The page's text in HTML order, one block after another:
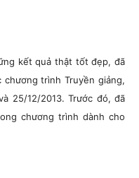
kết quả thật tốt đẹp, đã
trình Truyền giảng,
25/12/2013. Trước đó, đã
chương trình dành cho